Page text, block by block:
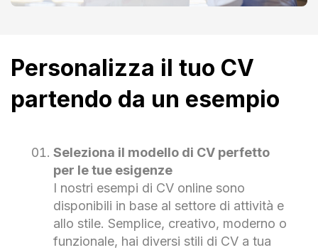
Personalizza il tuo CV
partendo da un esempio
Seleziona il modello di CV perfetto
per le tue esigenze
I nostri esempi di CV online sono
disponibili in base al settore di attività e
allo stile. Semplice, creativo, moderno o
funzionale, hai diversi stili di CV a tua